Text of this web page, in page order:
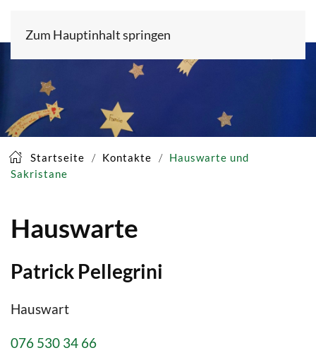
Zum Hauptinhalt springen
Startseite Kontakte
Hauswarte und
Sakristane
Hauswarte
Patrick Pellegrini
Hauswart
076 530 34 66